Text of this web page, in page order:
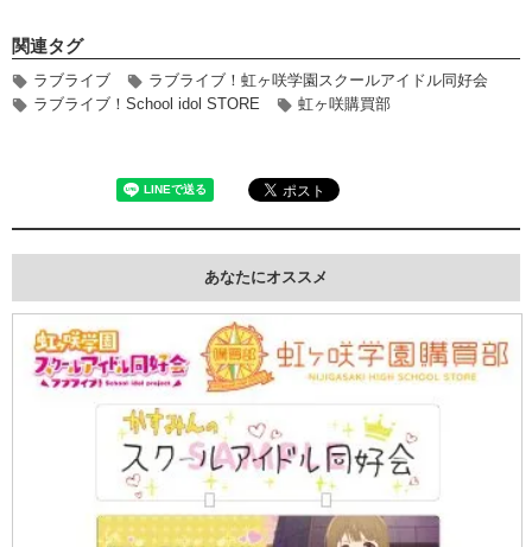
関連タグ
ラブライブ
ラブライブ！虹ヶ咲学園スクールアイドル同好会
ラブライブ！School idol STORE
虹ヶ咲購買部
あなたにオススメ